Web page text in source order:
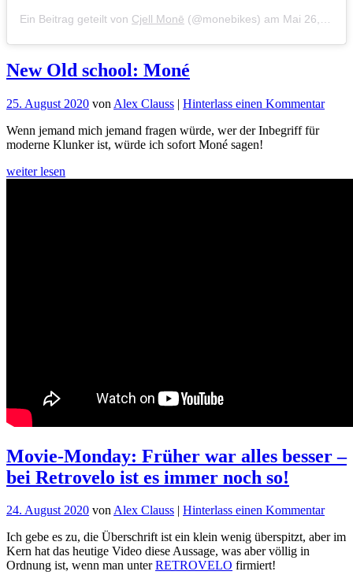
Ein Beitrag geteilt von Cjell Monē (@monebikes) am Mai 26, 2020 um 2:51 PDT
New Old school: Moné
25. August 2020 von Alex Clauss | Hinterlass einen Kommentarfür
Wenn jemand mich jemand fragen würde, wer der Inbegriff für
moderne Klunker ist, würde ich sofort Moné sagen!
weiter lesen
Movie-Monday: Früher war alles besser –
bei Retrovelo ist es immer noch so!
24. August 2020 vonAlex Clauss | Hinterlass einen Kommentarfür
Ich gebe es zu, die Überschrift ist ein klein wenig überspitzt, aber im
Kern hat das heutige Video diese Aussage, was aber völlig in
Ordnung ist, wenn man unterRETROVELO firmiert!